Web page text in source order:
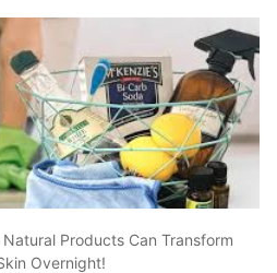
Products Can Transform
Overnight!